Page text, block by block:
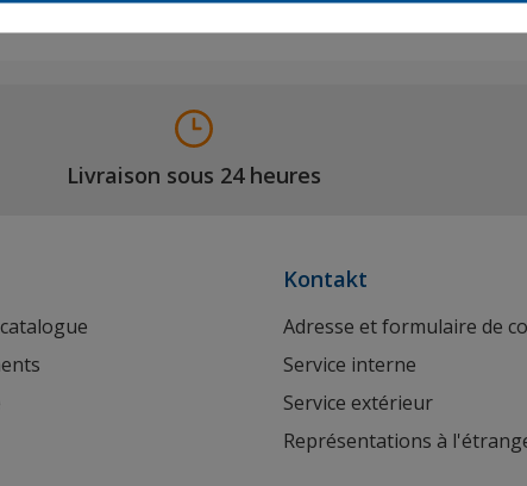
Livraison sous 24 heures
Kontakt
Adresse et formulaire de
Service interne
Service extérieur
Représentations à